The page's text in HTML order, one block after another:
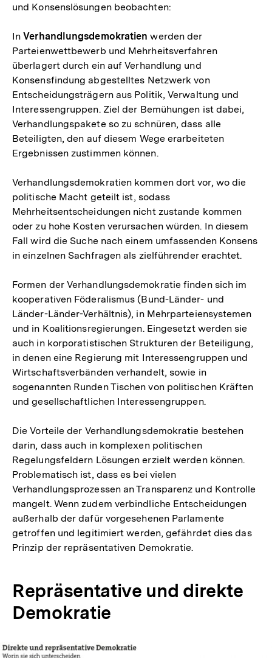
und Konsenslösungen beobachten:
InVerhandlungsdemokratien werden der
Parteienwettbewerb und Mehrheitsverfahren
überlagert durch ein auf Verhandlung und
Konsensfindung abgestelltes Netzwerk von
Entscheidungsträgern aus Politik, Verwaltung und
Interessengruppen. Ziel der Bemühungen ist dabei,
Verhandlungspakete so zu schnüren, dass alle
Beteiligten, den auf diesem Wege erarbeiteten
Ergebnissen zustimmen können.
Verhandlungsdemokratien kommen dort vor, wo die
politische Macht geteilt ist, sodass
Mehrheitsentscheidungen nicht zustande kommen
oder zu hohe Kosten verursachen würden. In diesem
Fall wird die Suche nach einem umfassenden Konsens
in einzelnen Sachfragen als zielführender erachtet.
Formen der Verhandlungsdemokratie finden sich im
kooperativen Föderalismus (Bund-Länder- und
Länder-Länder­-Verhältnis), in Mehrparteiensystemen
und in Koalitionsregierungen. Eingesetzt werden sie
auch in korporatistischen Strukturen der Beteiligung,
in denen eine Regierung mit Interessengruppen und
Wirtschaftsverbänden verhandelt, sowie in
sogenannten Runden Tischen von politischen Kräften
und gesellschaftlichen Interessengruppen.
Die Vorteile der Verhandlungsdemokratie bestehen
darin, dass auch in komplexen politischen
Regelungsfeldern Lösungen erzielt werden können.
Problematisch ist, dass es bei vielen
Verhandlungsprozessen an Transparenz und Kontrolle
mangelt. Wenn zudem verbindliche Entscheidungen
außerhalb der dafür vorgesehenen Parlamente
getroffen und legitimiert werden, gefährdet dies das
Prinzip der repräsentativen Demokratie.
Repräsentative und direkte
Demokratie